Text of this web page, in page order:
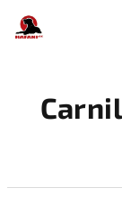
obsah